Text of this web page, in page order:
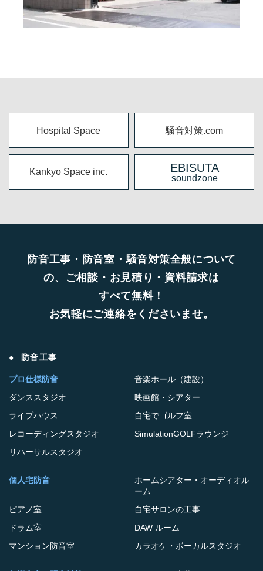
Hospital Space 騒音対策.com
Kankyo Space inc. EBISUTA
soundzone
防音工事・防音室・騒音対策全般について
の、ご相談・お見積り・資料請求は
すべて無料！
お気軽にご連絡をくださいませ。
防音工事
プロ仕様防音
ダンススタジオ
ライブハウス
レコーディングスタジオ
リハーサルスタジオ
音楽ホール（建設）
映画館・シアター
自宅でゴルフ室
SimulationGOLFラウンジ
個人宅防音
ピアノ室
ドラム室
マンション防音室
ホームシアター・オーディオル
ーム
自宅サロンの工事
DAW ルーム
カラオケ・ボーカルスタジオ